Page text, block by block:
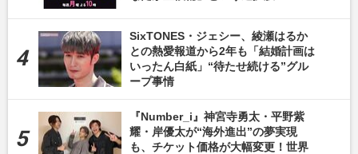
SixTONES・ジェシー、綾瀬はるか
との熱愛報道から2年も「結婚計画は
いったん白紙」“待たせ続ける”グル
ープ事情
『Number_i』神宮寺勇太・平野紫
耀・岸優太が“海外進出”の夢実現
も、チケット価格が大幅変更！世界